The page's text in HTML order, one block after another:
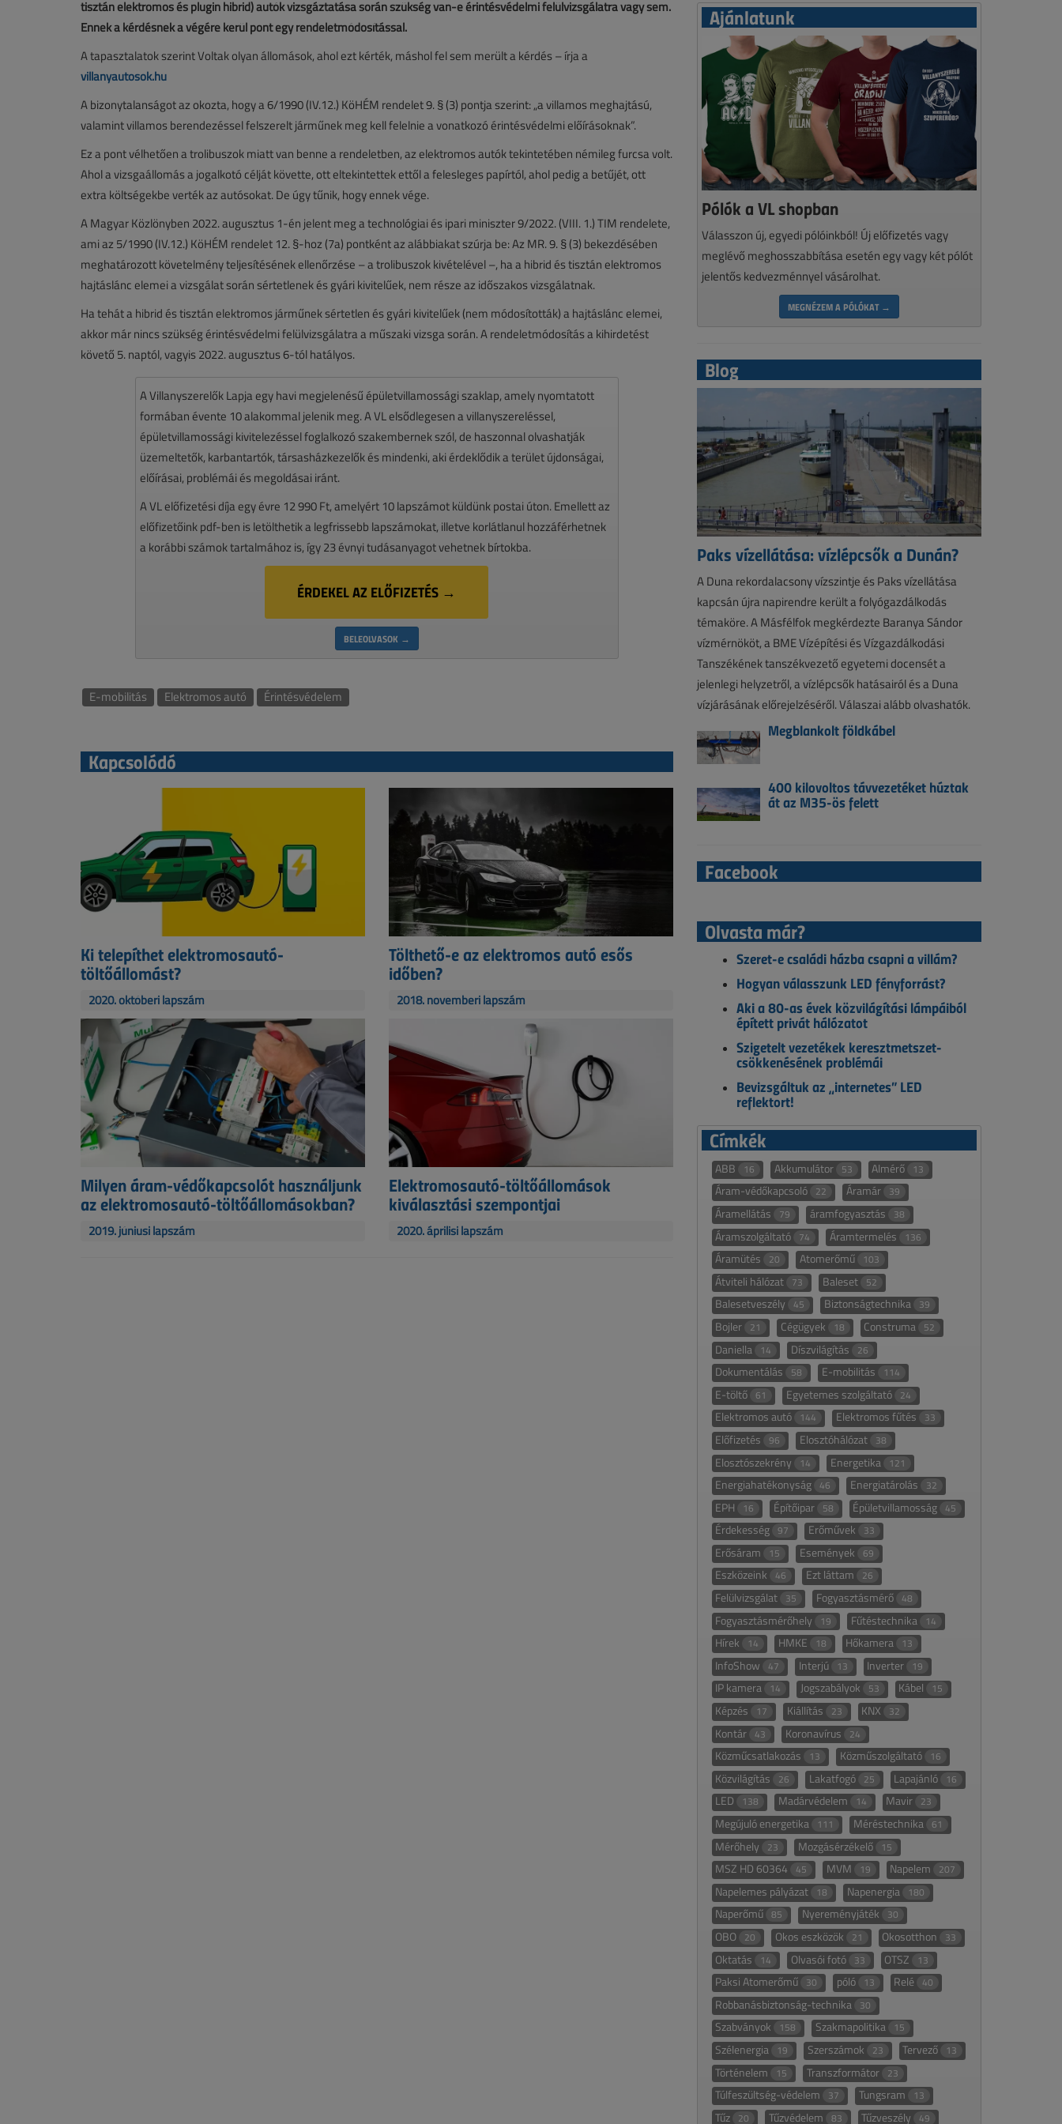
tisztán elektromos és plugin hibrid) autók vizsgáztatása során szükség van-e érintésvédelmi felülvizsgálatra vagy sem.
Ennek a kérdésnek a végére kerül pont egy rendeletmódosítással.
A tapasztalatok szerint Voltak olyan állomások, ahol ezt kérték, máshol fel sem merült a kérdés – írja a
villanyautosok.hu
A bizonytalanságot az okozta, hogy a 6/1990 (IV.12.) KöHÉM rendelet 9. § (3) pontja szerint: „a villamos meghajtású,
valamint villamos berendezéssel felszerelt járműnek meg kell felelnie a vonatkozó érintésvédelmi előírásoknak”.
Ez a pont vélhetően a trolibuszok miatt van benne a rendeletben, az elektromos autók tekintetében némileg furcsa volt.
Ahol a vizsgaállomás a jogalkotó célját követte, ott eltekintettek ettől a felesleges papírtól, ahol pedig a betűjét, ott
extra költségekbe verték az autósokat. De úgy tűnik, hogy ennek vége.
A Magyar Közlönyben 2022. augusztus 1-én jelent meg a technológiai és ipari miniszter 9/2022. (VIII. 1.) TIM rendelete,
ami az 5/1990 (IV.12.) KöHÉM rendelet 12. §-hoz (7a) pontként az alábbiakat szúrja be: Az MR. 9. § (3) bekezdésében
meghatározott követelmény teljesítésének ellenőrzése – a trolibuszok kivételével –, ha a hibrid és tisztán elektromos
hajtáslánc elemei a vizsgálat során sértetlenek és gyári kivitelűek, nem része az időszakos vizsgálatnak.
Ha tehát a hibrid és tisztán elektromos járműnek sértetlen és gyári kivitelűek (nem módosították) a hajtáslánc elemei,
akkor már nincs szükség érintésvédelmi felülvizsgálatra a műszaki vizsga során. A rendeletmódosítás a kihirdetést
követő 5. naptól, vagyis 2022. augusztus 6-tól hatályos.
A Villanyszerelők Lapja egy havi megjelenésű épületvillamossági szaklap, amely nyomtatott
formában évente 10 alakommal jelenik meg. A VL elsődlegesen a villanyszereléssel,
épületvillamossági kivitelezéssel foglalkozó szakembernek szól, de haszonnal olvashatják
üzemeltetők, karbantartók, társasházkezelők és mindenki, aki érdeklődik a terület újdonságai,
előírásai, problémái és megoldásai iránt.
A VL előfizetési díja egy évre 12 990 Ft, amelyért 10 lapszámot küldünk postai úton. Emellett az
előfizetőink pdf-ben is letölthetik a legfrissebb lapszámokat, illetve korlátlanul hozzáférhetnek
a korábbi számok tartalmához is, így 23 évnyi tudásanyagot vehetnek bírtokba.
ÉRDEKEL AZ ELŐFIZETÉS →
BELEOLVASOK →
E-mobilitás Elektromos autó Érintésvédelem
Kapcsolódó
Ki telepíthet elektromosautó-
töltőállomást?
2020. októberi lapszám
Tölthető-e az elektromos autó esős
időben?
2018. novemberi lapszám
Milyen áram-védőkapcsolót használjunk
az elektromosautó-töltőállomásokban?
2019. júniusi lapszám
Elektromosautó-töltőállomások
kiválasztási szempontjai
2020. áprilisi lapszám
Ajánlatunk
Pólók a VL shopban
Válasszon új, egyedi pólóinkból! Új előfizetés vagy
meglévő meghosszabbítása esetén egy vagy két pólót
jelentős kedvezménnyel vásárolhat.
MEGNÉZEM A PÓLÓKAT →
Blog
Paks vízellátása: vízlépcsők a Dunán?
A Duna rekordalacsony vízszintje és Paks vízellátása
kapcsán újra napirendre került a folyógazdálkodás
témaköre. A Másfélfok megkérdezte Baranya Sándor
vízmérnököt, a BME Vízépítési és Vízgazdálkodási
Tanszékének tanszékvezető egyetemi docensét a
jelenlegi helyzetről, a vízlépcsők hatásairól és a Duna
vízjárásának előrejelzéséről. Válaszai alább olvashatók.
Megblankolt földkábel
400 kilovoltos távvezetéket húztak
át az M35-ös felett
Facebook
Olvasta már?
Szeret-e családi házba csapni a villám?
Hogyan válasszunk LED fényforrást?
Aki a 80-as évek közvilágítási lámpáiból
épített privát hálózatot
Szigetelt vezetékek keresztmetszet-
csökkenésének problémái
Bevizsgáltuk az „internetes” LED
reflektort!
Címkék
ABB 16 Akkumulátor 53 Almérő 13
Áram-védőkapcsoló 22 Áramár 39
Áramellátás 79 áramfogyasztás 38
Áramszolgáltató 74 Áramtermelés 136
Áramütés 20 Atomerőmű 103
Átviteli hálózat 73 Baleset 52
Balesetveszély 45 Biztonságtechnika 39
Bojler 21 Cégügyek 18 Construma 52
Daniella 14 Díszvilágítás 26
Dokumentálás 58 E-mobilitás 114
E-töltő 61 Egyetemes szolgáltató 24
Elektromos autó 144 Elektromos fűtés 33
Előfizetés 96 Elosztóhálózat 38
Elosztószekrény 14 Energetika 121
Energiahatékonyság 46 Energiatárolás 32
EPH 16 Építőipar 58 Épületvillamosság 45
Érdekesség 97 Erőművek 33
Erősáram 15 Események 69
Eszközeink 46 Ezt láttam 26
Felülvizsgálat 35 Fogyasztásmérő 48
Fogyasztásmérőhely 19 Fűtéstechnika 14
Hírek 14 HMKE 18 Hőkamera 13
InfoShow 47 Interjú 13 Inverter 19
IP kamera 14 Jogszabályok 53 Kábel 15
Képzés 17 Kiállítás 23 KNX 32
Kontár 43 Koronavírus 24
Közműcsatlakozás 13 Közműszolgáltató 16
Közvilágítás 26 Lakatfogó 25 Lapajánló 16
LED 138 Madárvédelem 14 Mavir 23
Megújuló energetika 111 Méréstechnika 61
Mérőhely 23 Mozgásérzékelő 15
MSZ HD 60364 45 MVM 19 Napelem 207
Napelemes pályázat 18 Napenergia 180
Naperőmű 85 Nyereményjáték 30
OBO 20 Okos eszközök 21 Okosotthon 33
Oktatás 14 Olvasói fotó 33 OTSZ 13
Paksi Atomerőmű 30 póló 13 Relé 40
Robbanásbiztonság-technika 30
Szabványok 158 Szakmapolitika 15
Szélenergia 19 Szerszámok 23 Tervező 13
Történelem 15 Transzformátor 23
Túlfeszültség-védelem 37 Tungsram 13
Tűz 20 Tűzvédelem 83 Tűzveszély 49